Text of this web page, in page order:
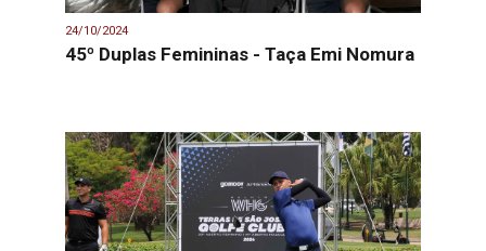
24/10/2024
45º Duplas Femininas - Taça Emi Nomura